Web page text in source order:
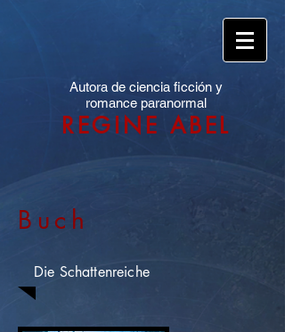
Autora de ciencia ficción y
romance paranormal
REGINE ABEL
Buch
Die Schattenreiche